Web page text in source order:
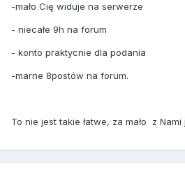
-mało Cię widuje na serwerze
- niecałe 9h na forum
- konto praktycnie dla podania
-marne 8postów na forum.
To nie jest takie łatwe, za mało z